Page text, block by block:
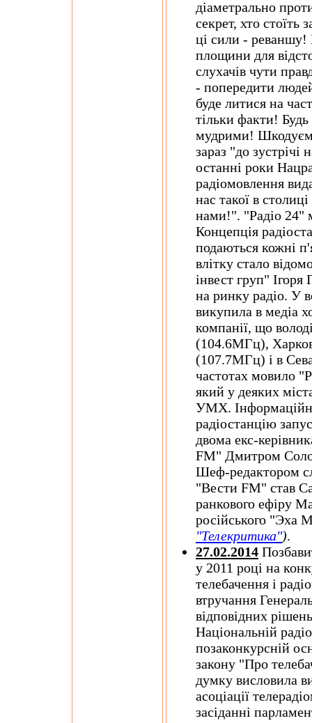
діаметрально
секрет, хто стоїть
ці сили -
площини для
слухачів чути
- попередити
буде литися на
тільки факти!
мудрими!
зараз "до зустрічі
останні роки
радіомовлення
нас такої в
нами!". "Радіо 24"
Концепція
подаються кожні
влітку стало
інвест груп" Ігоря
на ринку радіо. У
викупила в медіа
компанії, що
(104.6МГц),
(107.7МГц) і в
частотах мовило
який у деяких
УМХ.
радіостанцію
двома екс-
FM" Дмитром
Шеф-редактором
"Вести FM" став
ранкового ефіру
російського "Эха
"Телекритика").
27.02.2014
у 2011 році на
телебачення і
втручання
відповідних
Національній
позаконкурсній
закону "Про
думку висловила
асоціації
засіданні